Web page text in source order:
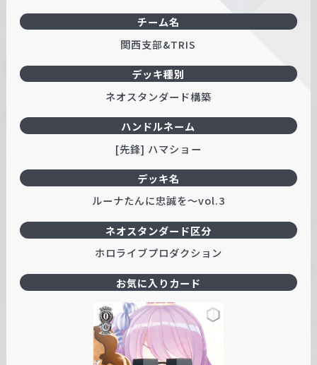
ハンドルネーム
[先鋒] ハマショー
チーム名
関西支部&TRIS
デッキ名
ルーナたんに忠誠を～vol.3
デッキ種別
ネオスタンダード構築
ネオスタンダード区分
ホロライブプロダクション
お気に入りカード